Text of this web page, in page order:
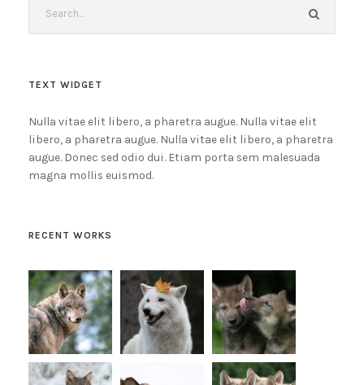
TEXT WIDGET
Nulla vitae elit libero, a pharetra augue. Nulla vitae elit
libero, a pharetra augue. Nulla vitae elit libero, a pharetra
augue. Donec sed odio dui. Etiam porta sem malesuada
magna mollis euismod.
RECENT WORKS